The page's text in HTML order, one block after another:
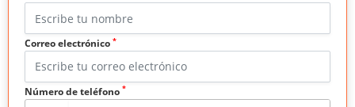
Correo electrónico *
Número de teléfono *